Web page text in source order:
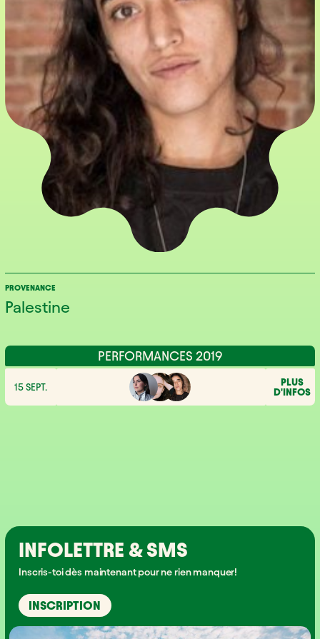
PROVENANCE
Palestine
PERFORMANCES 2019
15 SEPT.
PLUS
D'INFOS
INFOLETTRE & SMS
Inscris-toi dès maintenant pour ne rien manquer!
INSCRIPTION